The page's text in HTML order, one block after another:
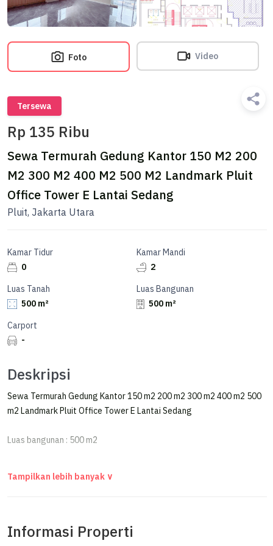
Foto Video
Tersewa
Rp 135 Ribu
Sewa Termurah Gedung Kantor 150 M2 200
M2 300 M2 400 M2 500 M2 Landmark Pluit
Office Tower E Lantai Sedang
Pluit, Jakarta Utara
Kamar Tidur
0
Kamar Mandi
2
Luas Tanah
500 m²
Luas Bangunan
500 m²
Carport
-
Deskripsi
Sewa Termurah Gedung Kantor 150 m2 200 m2 300 m2 400 m2 500
m2 Landmark Pluit Office Tower E Lantai Sedang
Luas bangunan : 500 m2
Untuk Info Representative Hubungi:
Informasi Properti